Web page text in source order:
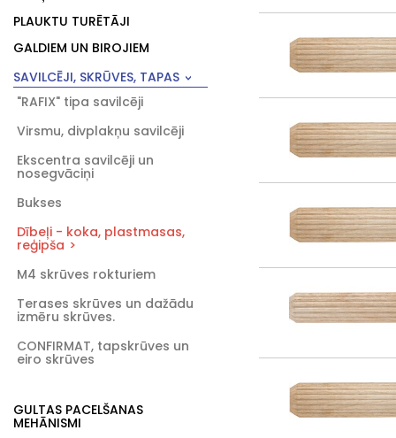
PLAUKTU TURĒTĀJI
GALDIEM UN BIROJIEM
SAVILCĒJI, SKRŪVES, TAPAS
"RAFIX" tipa savilcēji
Virsmu, divplakņu savilcēji
Ekscentra savilcēji un
nosegvāciņi
Bukses
Dībeļi - koka, plastmasas,
reģipša
M4 skrūves rokturiem
Terases skrūves un dažādu
izmēru skrūves.
CONFIRMAT, tapskrūves un
eiro skrūves
GULTAS PACELŠANAS
MEHĀNISMI